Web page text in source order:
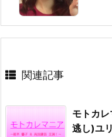
関連記事
モトカ
逃し)ユ